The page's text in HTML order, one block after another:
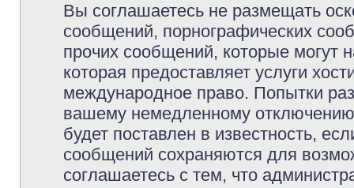
Вы соглашаетесь не размещать
сообщений, порнографических
прочих сообщений, которые могут
которая предоставляет услуги
международное право. Попытки
вашему немедленному
будет поставлен в известность,
сообщений сохраняются для
соглашаетесь с тем, что